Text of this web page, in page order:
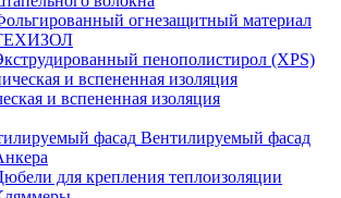
огнезащитный материал
пенополистирол (XPS)
и вспененная изоляция
Вентилируемый фасад
для крепления теплоизоляции